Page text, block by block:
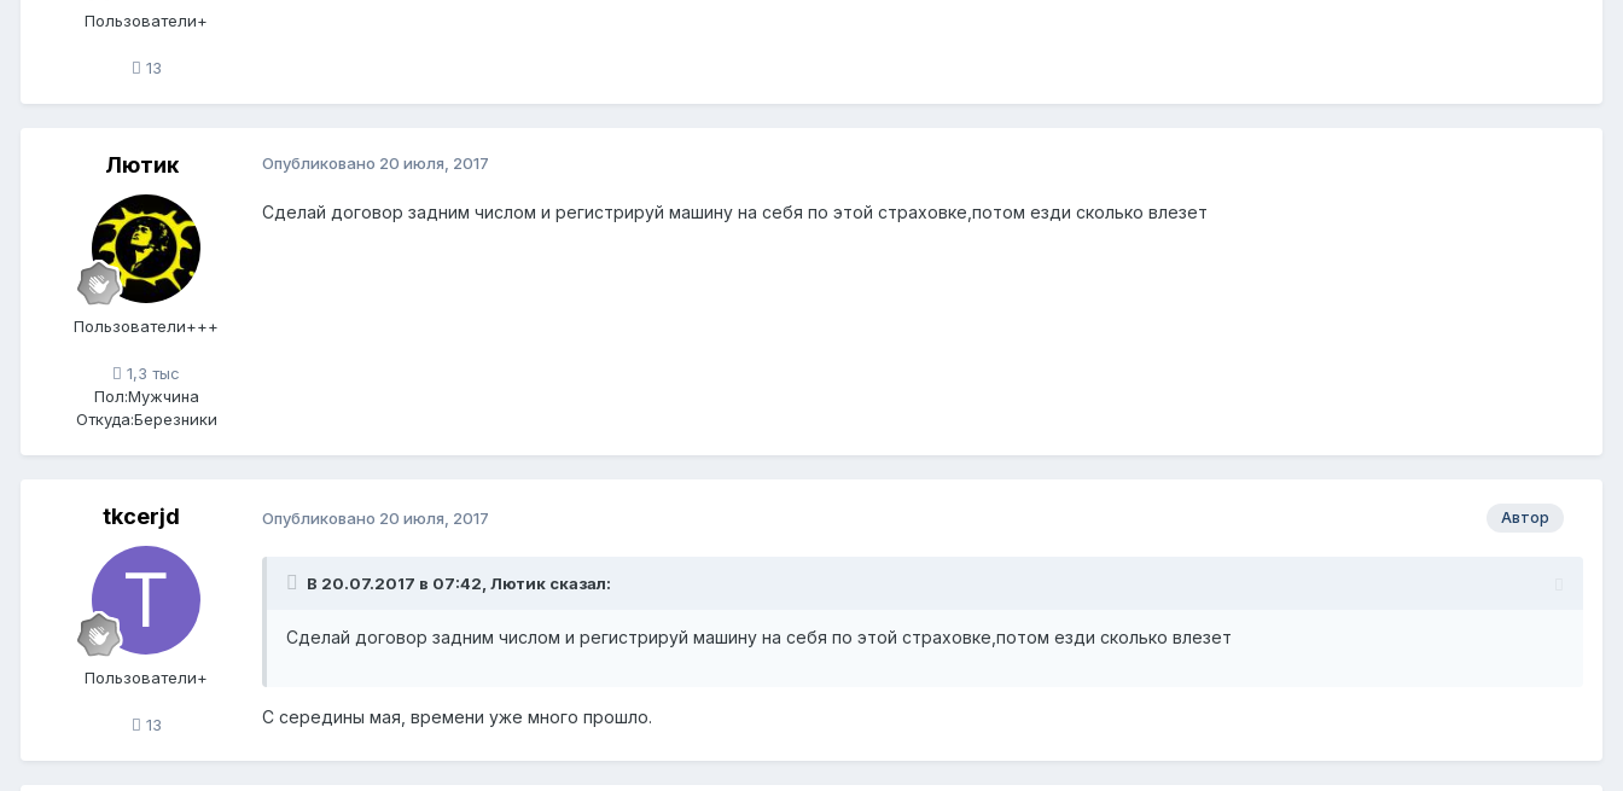
Пользователи+
13
Лютик
Пользователи+++
1,3 тыс
Пол:Мужчина
Откуда:Березники
Опубликовано 20 июля, 2017
Сделай договор задним числом и регистрируй машину на себя по этой страховке,потом езди сколько влезет
tkcerjd
Пользователи+
13
Автор
Опубликовано 20 июля, 2017
В 20.07.2017 в 07:42, Лютик сказал:
Сделай договор задним числом и регистрируй машину на себя по этой страховке,потом езди сколько влезет
C середины мая, времени уже много прошло.